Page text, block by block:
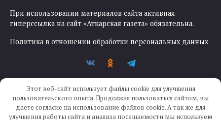
При использовании материалов сайта активная
гиперссылка на сайт «Аткарская газета» обязательна.
Политика в отношении обработки персональных данных
Этот веб-сайт использует файлы cookie для улучшения
пользовательского опыта. Продолжая пользоваться сайтом, вы
даете согласие на использование файлов cookie. А так же для
улучшения работы сайта и анализа посещаемости мы используем